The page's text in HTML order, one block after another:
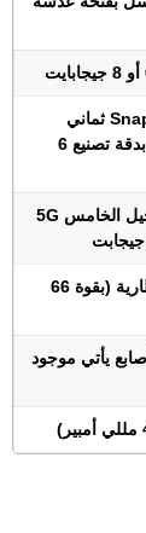
معالج الهاتف Snapdragon 695 5G ثماني
النواة بتردد 2.2 و 1.7 جيجاهرتز بدقة تصنيع 6
الهاتف يدعم شبكات اتصالات الجيل الخامس 5G
الهاتف يدعم الشحن السريع للبطارية (بقوة 66
يأتي موجود